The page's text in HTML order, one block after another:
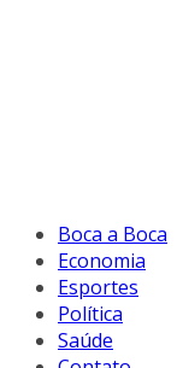
Boca a Boca
Economia
Esportes
Política
Saúde